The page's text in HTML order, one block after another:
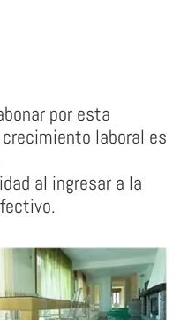
por esta
laboral es
al ingresar a la